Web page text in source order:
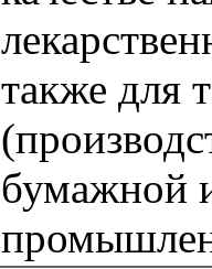
также для
бумажной